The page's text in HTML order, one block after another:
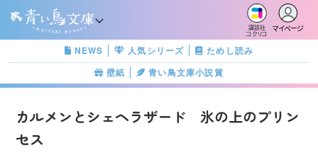
講談社
コクリコ
マイページ
NEWS 人気シリーズ
ためし読み
壁紙
青い鳥文庫小説賞
カルメンとシェヘラザード 氷の上のプリン
セス